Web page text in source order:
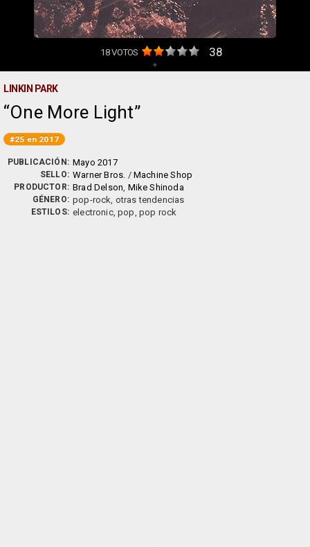
18VOTOS 38
+
LINKIN PARK
One More Light
#25 en 2017
PUBLICACIÓN: Mayo 2017
SELLO: Warner Bros. / Machine Shop
PRODUCTOR: Brad Delson, Mike Shinoda
GÉNERO: pop-rock, otras tendencias
ESTILOS: electronic, pop, pop rock